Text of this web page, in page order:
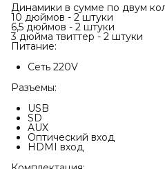
Динамики в сумме по двум
10 дюймов - 2 штуки
6,5 дюймов - 2 штуки
3 дюйма твиттер - 2 штуки
Питание:
Сеть 220V
Разъемы:
USB
SD
AUX
Оптический вход
HDMI вход